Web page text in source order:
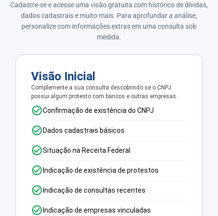
Cadastre-se e acesse uma visão gratuita com histórico de dívidas,
dados cadastrais e muito mais. Para aprofundar a análise,
personalize com informações extras em uma consulta sob
medida.
Visão Inicial
Complemente a sua consulta descobrindo se o CNPJ
possui algum protesto com bancos e outras empresas.
Confirmação de existência do CNPJ
Dados cadastrais básicos
Situação na Receita Federal
Indicação de existência de protestos
Indicação de consultas recentes
Indicação de empresas vinculadas